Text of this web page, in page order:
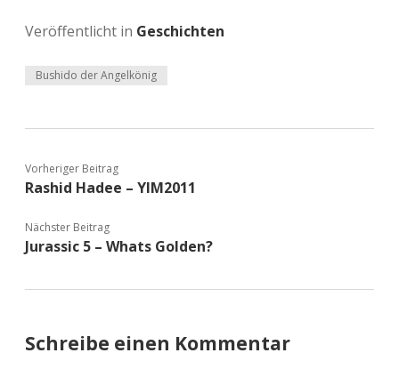
Veröffentlicht in Geschichten
Bushido der Angelkönig
Vorheriger Beitrag
Rashid Hadee – YIM2011
Nächster Beitrag
Jurassic 5 – Whats Golden?
Schreibe einen Kommentar